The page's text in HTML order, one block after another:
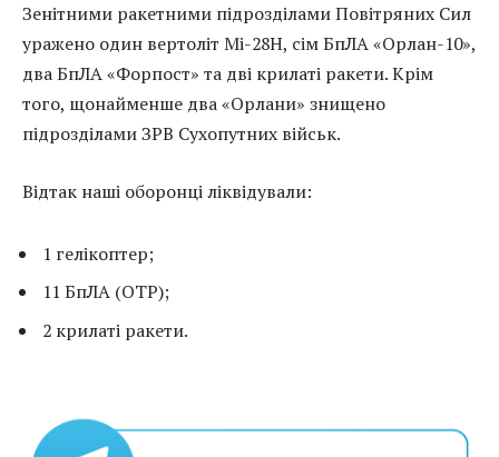
Зенітними ракетними підрозділами Повітряних Сил
уражено один вертоліт Мі-28Н, сім БпЛА «Орлан-10»,
два БпЛА «Форпост» та дві крилаті ракети. Крім
того, щонайменше два «Орлани» знищено
підрозділами ЗРВ Сухопутних військ.
Відтак наші оборонці ліквідували:
1 гелікоптер;
11 БпЛА (ОТР);
2 крилаті ракети.